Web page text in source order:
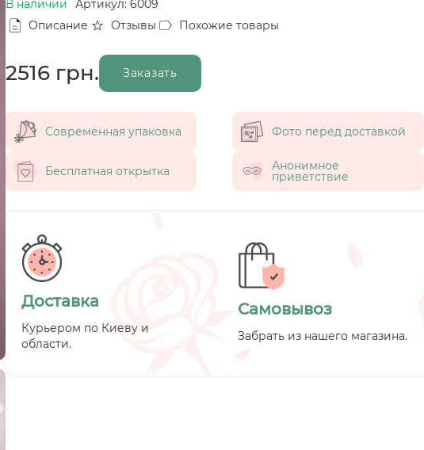
В наличии
Артикул: 6009
Описание
Отзывы Похожие товары
2516 грн. Заказать
Современная упаковка Фото перед доставкой
Бесплатная открытка Анонимное
приветствие
Доставка
Курьером по Киеву и
области.
Самовывоз
Забрать из нашего магазина.